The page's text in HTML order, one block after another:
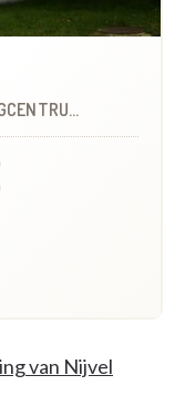
(WZC)
van Nijvel